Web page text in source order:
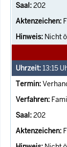
202
Nicht
13:15
202